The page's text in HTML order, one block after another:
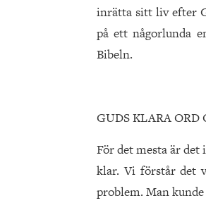
inrätta sitt liv efter
på ett någorlunda
Bibeln.
GUDS KLARA
För det mesta är
klar. Vi förstår det
problem. Man